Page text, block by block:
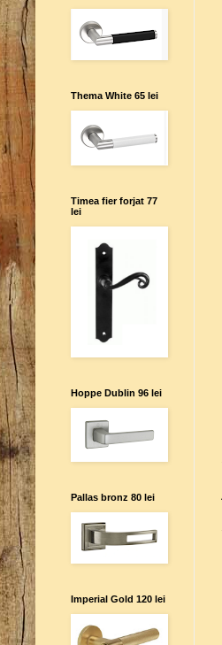
Thema White 65 lei
Timea fier forjat 77
lei
Hoppe Dublin 96 lei
Pallas bronz 80 lei
Imperial Gold 120 lei